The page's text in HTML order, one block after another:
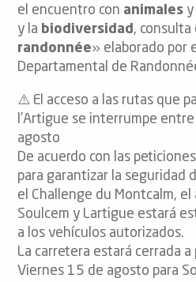
el encuentro con animales y
y la biodiversidad, consulta
randonnée» elaborado por
Departamental de
⚠️ El acceso a las rutas que
l’Artigue se interrumpe
agosto
De acuerdo con las
para garantizar la seguridad
el Challenge du Montcalm, el
Soulcem y Lartigue estará
a los vehículos autorizados.
La carretera estará cerrada a
Viernes 15 de agosto para